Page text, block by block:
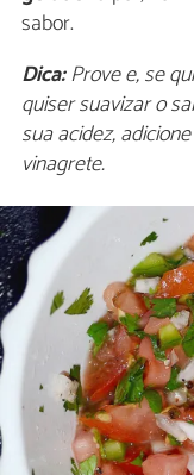
sabor.
Dica:Prove e, se
quiser suavizar o
sua acidez,
vinagrete.